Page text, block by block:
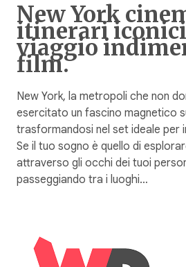
New York
itinerari
viaggio
film.
New York, la metropoli che non
esercitato un fascino magnetico
trasformandosi nel set ideale per
Se il tuo sogno è quello di
attraverso gli occhi dei tuoi
passeggiando tra i luoghi…